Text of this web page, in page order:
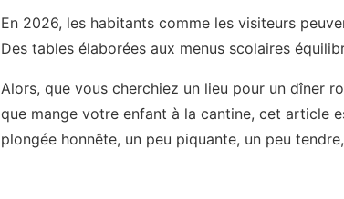
En 2026, les habitants comme les visiteurs
Des tables élaborées aux menus scolaires
Alors, que vous cherchiez un lieu pour un dîner
que mange votre enfant à la cantine, cet article
plongée honnête, un peu piquante, un peu